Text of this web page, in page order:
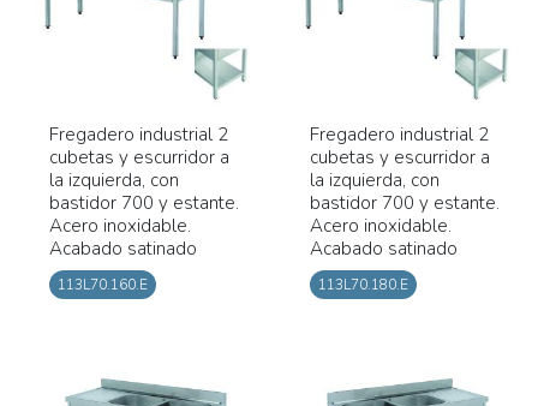
Fregadero industrial 2
cubetas y escurridor a
la izquierda, con
bastidor 700 y estante.
Acero inoxidable.
Acabado satinado
113L70.160.E
Fregadero industrial 2
cubetas y escurridor a
la izquierda, con
bastidor 700 y estante.
Acero inoxidable.
Acabado satinado
113L70.180.E